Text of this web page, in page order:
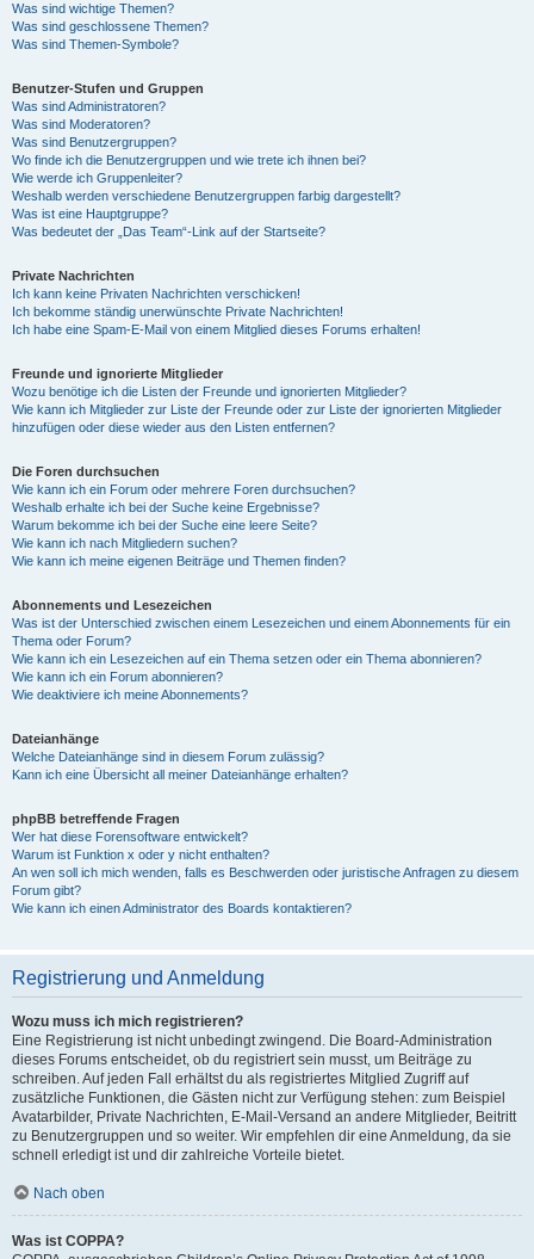
Was sind wichtige Themen?
Was sind geschlossene Themen?
Was sind Themen-Symbole?
Benutzer-Stufen und Gruppen
Was sind Administratoren?
Was sind Moderatoren?
Was sind Benutzergruppen?
Wo finde ich die Benutzergruppen und wie trete ich ihnen bei?
Wie werde ich Gruppenleiter?
Weshalb werden verschiedene Benutzergruppen farbig dargestellt?
Was ist eine Hauptgruppe?
Was bedeutet der „Das Team“-Link auf der Startseite?
Private Nachrichten
Ich kann keine Privaten Nachrichten verschicken!
Ich bekomme ständig unerwünschte Private Nachrichten!
Ich habe eine Spam-E-Mail von einem Mitglied dieses Forums erhalten!
Freunde und ignorierte Mitglieder
Wozu benötige ich die Listen der Freunde und ignorierten Mitglieder?
Wie kann ich Mitglieder zur Liste der Freunde oder zur Liste der ignorierten Mitglieder
hinzufügen oder diese wieder aus den Listen entfernen?
Die Foren durchsuchen
Wie kann ich ein Forum oder mehrere Foren durchsuchen?
Weshalb erhalte ich bei der Suche keine Ergebnisse?
Warum bekomme ich bei der Suche eine leere Seite?
Wie kann ich nach Mitgliedern suchen?
Wie kann ich meine eigenen Beiträge und Themen finden?
Abonnements und Lesezeichen
Was ist der Unterschied zwischen einem Lesezeichen und einem Abonnements für ein
Thema oder Forum?
Wie kann ich ein Lesezeichen auf ein Thema setzen oder ein Thema abonnieren?
Wie kann ich ein Forum abonnieren?
Wie deaktiviere ich meine Abonnements?
Dateianhänge
Welche Dateianhänge sind in diesem Forum zulässig?
Kann ich eine Übersicht all meiner Dateianhänge erhalten?
phpBB betreffende Fragen
Wer hat diese Forensoftware entwickelt?
Warum ist Funktion x oder y nicht enthalten?
An wen soll ich mich wenden, falls es Beschwerden oder juristische Anfragen zu diesem
Forum gibt?
Wie kann ich einen Administrator des Boards kontaktieren?
Registrierung und Anmeldung
Wozu muss ich mich registrieren?
Eine Registrierung ist nicht unbedingt zwingend. Die Board-Administration
dieses Forums entscheidet, ob du registriert sein musst, um Beiträge zu
schreiben. Auf jeden Fall erhältst du als registriertes Mitglied Zugriff auf
zusätzliche Funktionen, die Gästen nicht zur Verfügung stehen: zum Beispiel
Avatarbilder, Private Nachrichten, E-Mail-Versand an andere Mitglieder, Beitritt
zu Benutzergruppen und so weiter. Wir empfehlen dir eine Anmeldung, da sie
schnell erledigt ist und dir zahlreiche Vorteile bietet.
Nach oben
Was ist COPPA?